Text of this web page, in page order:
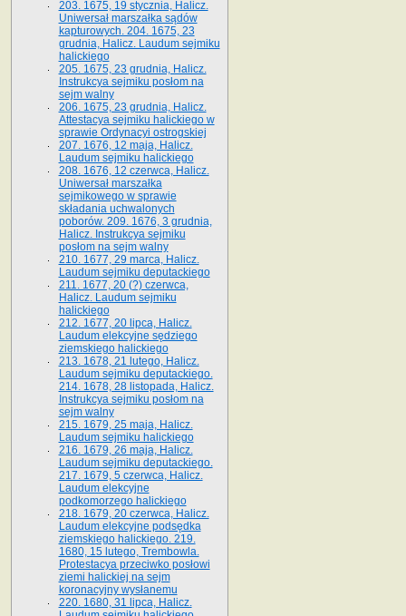
203. 1675, 19 stycznia, Halicz.
Uniwersał marszałka sądów
kapturowych. 204. 1675, 23
grudnia, Halicz. Laudum sejmiku
halickiego
205. 1675, 23 grudnia, Halicz.
Instrukcya sejmiku posłom na
sejm walny
206. 1675, 23 grudnia, Halicz.
Attestacya sejmiku halickiego w
sprawie Ordynacyi ostrogskiej
207. 1676, 12 maja, Halicz.
Laudum sejmiku halickiego
208. 1676, 12 czerwca, Halicz.
Uniwersał marszałka
sejmikowego w sprawie
składania uchwalonych
poborów. 209. 1676, 3 grudnia,
Halicz. Instrukcya sejmiku
posłom na sejm walny
210. 1677, 29 marca, Halicz.
Laudum sejmiku deputackiego
211. 1677, 20 (?) czerwca,
Halicz. Laudum sejmiku
halickiego
212. 1677, 20 lipca, Halicz.
Laudum elekcyjne sędziego
ziemskiego halickiego
213. 1678, 21 lutego, Halicz.
Laudum sejmiku deputackiego.
214. 1678, 28 listopada, Halicz.
Instrukcya sejmiku posłom na
sejm walny
215. 1679, 25 maja, Halicz.
Laudum sejmiku halickiego
216. 1679, 26 maja, Halicz.
Laudum sejmiku deputackiego.
217. 1679, 5 czerwca, Halicz.
Laudum elekcyjne
podkomorzego halickiego
218. 1679, 20 czerwca, Halicz.
Laudum elekcyjne podsędka
ziemskiego halickiego. 219.
1680, 15 lutego, Trembowla.
Protestacya przeciwko posłowi
ziemi halickiej na sejm
koronacyjny wysłanemu
220. 1680, 31 lipca, Halicz.